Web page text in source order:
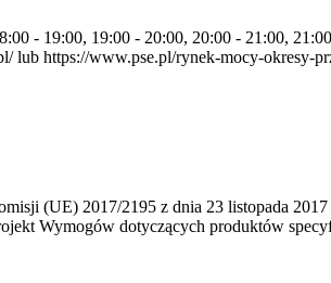
- 19:00, 19:00 - 20:00, 20:00 - 21:00,
lub https://www.pse.pl/rynek-mocy-okresy-
(UE) 2017/2195 z dnia 23‍ listopada 2017
Wymogów dotyczących produktów